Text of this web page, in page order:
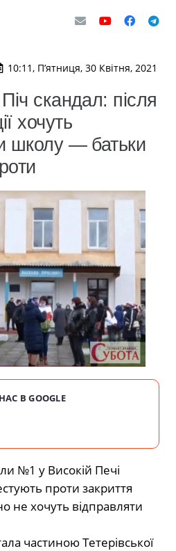
10:11, П’ятниця, 30 Квітня, 2021
скандал: після
хочуть
школу — батьки
В GOOGLE
№1 у Високій Печі
проти закриття
не хочуть відправляти
частиною Тетерівської